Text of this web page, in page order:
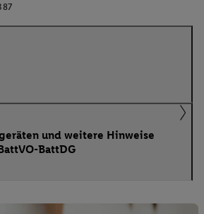
und weitere Hinweise
BattDG